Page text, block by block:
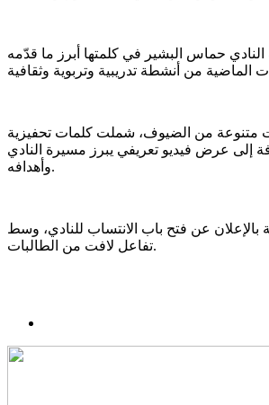
حماس البشير في كلمتها أبرز ما قدّمه
متنوعة من الضيوف، شملت كلمات تحفيزية
إلى عرض فيديو تعريفي يبرز مسيرة النادي
وأهدافه.
بالإعلان عن فتح باب الانتساب للنادي، وسط
تفاعل لافت من الطالبات.